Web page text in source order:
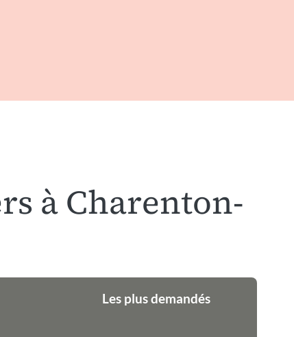
à Charenton-
Les plus demandés